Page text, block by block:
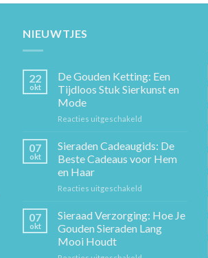
NIEUWTJES
22
okt
De Gouden Ketting: Een
Tijdloos Stuk Sierkunst en
Mode
Reacties uitgeschakeld
Gouden
Ketting:
Een
Mode
07
okt
Sieraden Cadeaugids: De
Beste Cadeaus voor Hem
en Haar
Reacties uitgeschakeld
Cadeaugids:
De
Beste
07
okt
Sieraad Verzorging: Hoe Je
Gouden Sieraden Lang
Mooi Houdt